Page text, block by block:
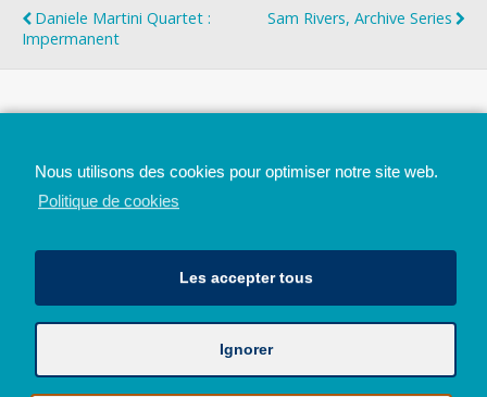
Daniele Martini Quartet :
Impermanent
Sam Rivers, Archive Series
Avec le soutien de la Province de Liège
Nous utilisons des cookies pour optimiser notre site web.
Politique de cookies
Les accepter tous
Ignorer